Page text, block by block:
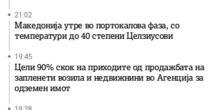
21:02
Македонија утре во портокалова фаза, со
температури до 40 степени Целзиусови
19:45
Цели 90% скок на приходите од продажбата на
запленети возила и недвижнини во Агенција за
одземен имот